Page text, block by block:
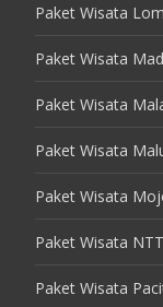
Paket Wisata
Paket Wisata
Paket Wisata
Paket Wisata
Paket Wisata
Paket Wisata NTT
Paket Wisata